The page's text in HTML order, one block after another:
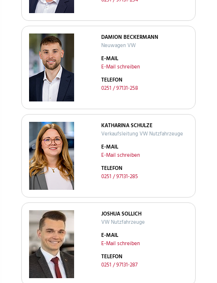
DAMION BECKERMANN
Neuwagen VW
E-MAIL
E-Mail schreiben
TELEFON
0251 / 97131-258
KATHARINA SCHULZE
Verkaufsleitung VW Nutzfahrzeuge
E-MAIL
E-Mail schreiben
TELEFON
0251 / 97131-285
JOSHUA SOLLICH
VW Nutzfahrzeuge
E-MAIL
E-Mail schreiben
TELEFON
0251 / 97131-287